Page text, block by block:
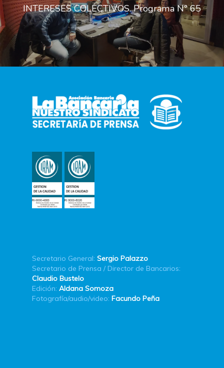
INTERESES COLECTIVOS. Programa N° 65
Secretario General: Sergio Palazzo
Secretario de Prensa / Director de Bancarios:
Claudio Bustelo
Edición: Aldana Somoza
Fotografía/audio/video: Facundo Peña